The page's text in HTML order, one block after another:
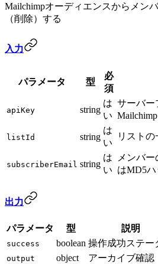
Mailchimpオーディエンスからメン
（削除）する
入力
パラメータ 型
必
須
apiKey string
は
い
サーバー
listId string
は
い
リスト
subscriberEmail string
は
い
メンバ
はMD5ハ
出力
パラメータ 型 説明
success boolean 操作成功ステー
output object アーカイブ確認